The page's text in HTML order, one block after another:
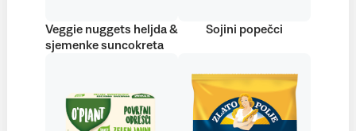
Veggie nuggets heljda &
sjemenke suncokreta
Sojini popečci